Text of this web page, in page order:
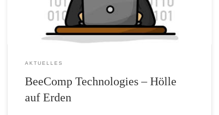
Vorzügen – viel günstiger herzustellen. […]
AKTUELLES
BeeComp Technologies – Hölle
auf Erden